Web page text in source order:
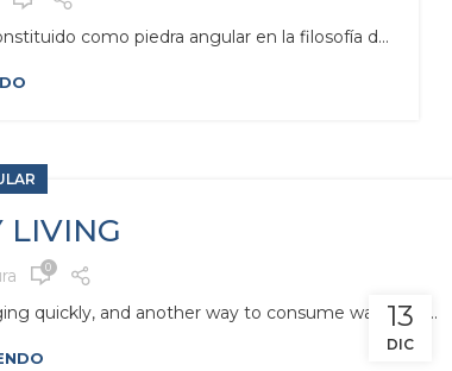
como piedra angular en la filosofía d...
13
DIC
LIVING
0
quickly, and another way to consume was a rea...